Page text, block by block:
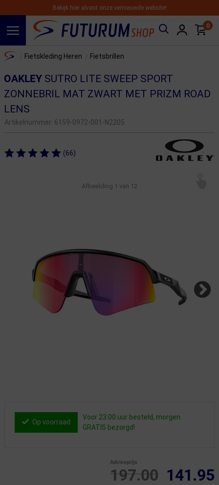
Bekijk hier alvast onze vernieuwde website!
0
Home Fietskleding Heren Fietsbrillen
OAKLEYSUTRO LITE SWEEP SPORT
ZONNEBRIL MAT ZWART MET PRIZM ROAD
LENS
Artikelnummer: 6159-0972-001-N2205
(66)
Afbeelding 1 van 12
Op voorraad
Voor 23:00 uur besteld, morgen
GRATIS bezorgd!
197.00
Adviesprijs
141.95